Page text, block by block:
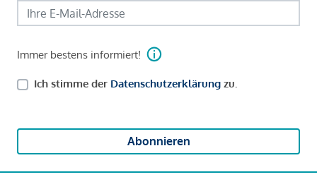
Immer bestens informiert!
Ich stimme der Datenschutzerklärung zu.
Abonnieren